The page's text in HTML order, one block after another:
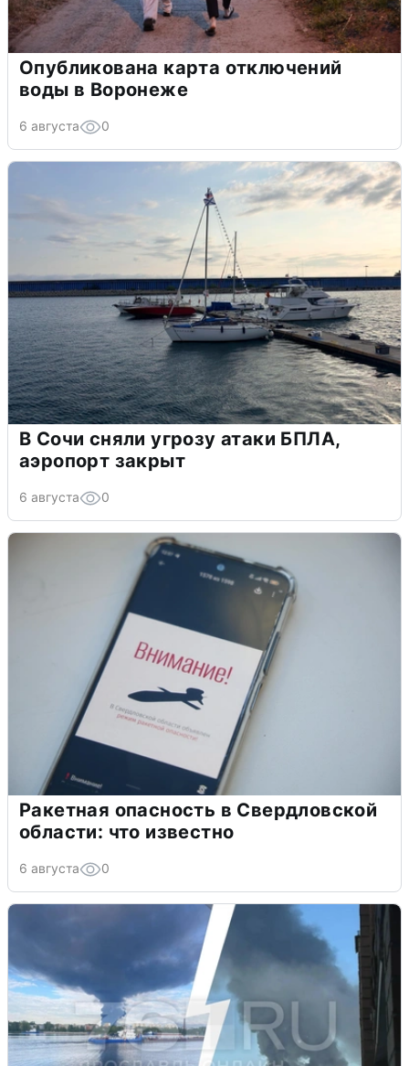
Опубликована карта отключений
воды в Воронеже
6 августа 0
В Сочи сняли угрозу атаки БПЛА,
аэропорт закрыт
6 августа 0
Ракетная опасность в Свердловской
области: что известно
6 августа 0